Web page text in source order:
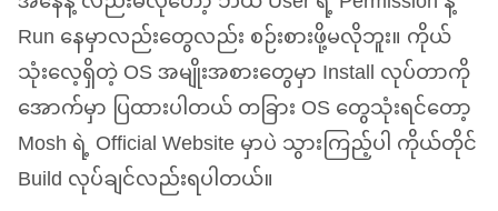
Run နေမှာလည်းတွေလည်း စဉ်းစားဖို့မလိုဘူး။ ကိုယ်
သုံးလေ့ရှိတဲ့OSအမျိုးအစားတွေမှာ Install လုပ်တာကို
အောက်မှာ ပြထားပါတယ် တခြားOSတွေသုံးရင်တော့
Mosh ရဲ့ Official Website မှာပဲ သွားကြည့်ပါ ကိုယ်တိုင်
Build လုပ်ချင်လည်းရပါတယ်။